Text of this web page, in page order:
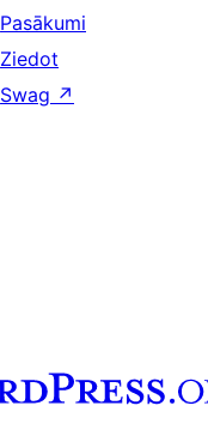
Pasākumi
Ziedot
Swag ↗